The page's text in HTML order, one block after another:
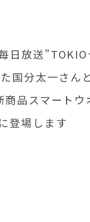
日放送
国分太一さん
品スマート
登場します